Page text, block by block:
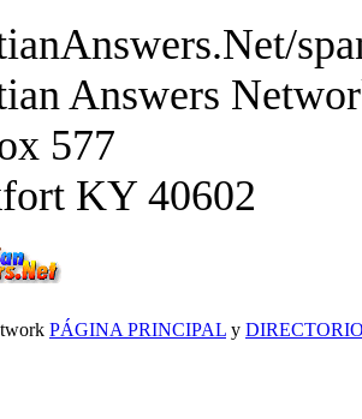
Answers
577
KY 40602
PÁGINA PRINCIPAL y